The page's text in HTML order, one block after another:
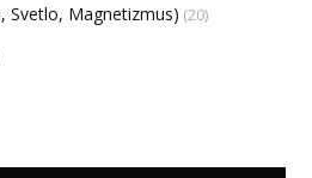
Svetlo, Magnetizmus) (20)